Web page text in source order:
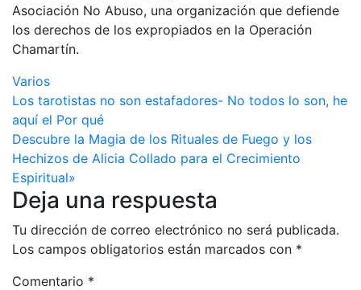
Asociación No Abuso, una organización que defiende
los derechos de los expropiados en la Operación
Chamartín.
Varios
Navegación
de
entradas
Los tarotistas no son estafadores- No todos lo son, he
aquí el Por qué
Descubre la Magia de los Rituales de Fuego y los
Hechizos de Alicia Collado para el Crecimiento
Espiritual»
Deja una respuesta
Tu dirección de correo electrónico no será publicada.
Los campos obligatorios están marcados con *
Comentario *